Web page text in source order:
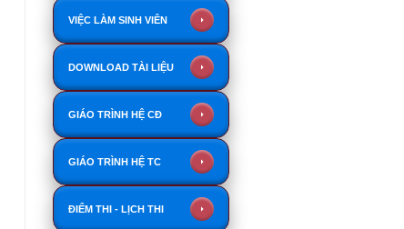
VIỆC LÀM SINH VIÊN
DOWNLOAD TÀI LIỆU
GIÁO TRÌNH HỆ CĐ
GIÁO TRÌNH HỆ TC
ĐIỂM THI - LỊCH THI